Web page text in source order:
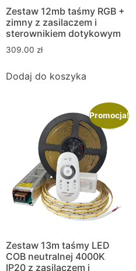
Zestaw 12mb taśmy RGB +
zimny z zasilaczem i
sterownikiem dotykowym
309.00 zł
Dodaj do koszyka
Promocja!
Zestaw 13m taśmy LED
COB neutralnej 4000K
IP20 z zasilaczem i